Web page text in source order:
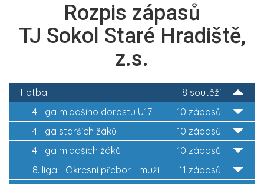
Rozpis zápasů
TJ Sokol Staré Hradiště,
z.s.
8 soutěží
Fotbal
10 zápasů
4. liga mladšího dorostu U17
10 zápasů
4. liga starších žáků
10 zápasů
4. liga mladších žáků
11 zápasů
8. liga - Okresní přebor - muži